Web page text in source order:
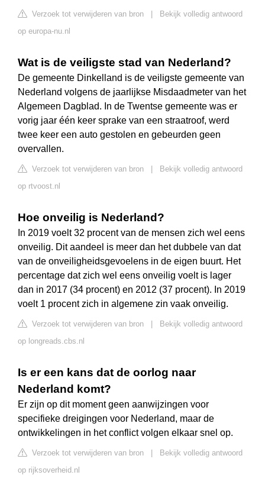
Verzoek tot verwijderen van bron
Bekijk volledig antwoord
op europa-nu.nl
Wat is de veiligste stad van Nederland?
De gemeente Dinkelland is de veiligste gemeente van
Nederland volgens de jaarlijkse Misdaadmeter van het
Algemeen Dagblad. In de Twentse gemeente was er
vorig jaar één keer sprake van een straatroof, werd
twee keer een auto gestolen en gebeurden geen
overvallen.
Verzoek tot verwijderen van bron
Bekijk volledig antwoord
op rtvoost.nl
Hoe onveilig is Nederland?
In 2019 voelt 32 procent van de mensen zich wel eens
onveilig. Dit aandeel is meer dan het dubbele van dat
van de onveiligheidsgevoelens in de eigen buurt. Het
percentage dat zich wel eens onveilig voelt is lager
dan in 2017 (34 procent) en 2012 (37 procent). In 2019
voelt 1 procent zich in algemene zin vaak onveilig.
Verzoek tot verwijderen van bron
Bekijk volledig antwoord
op longreads.cbs.nl
Is er een kans dat de oorlog naar
Nederland komt?
Er zijn op dit moment geen aanwijzingen voor
specifieke dreigingen voor Nederland, maar de
ontwikkelingen in het conflict volgen elkaar snel op.
Verzoek tot verwijderen van bron
Bekijk volledig antwoord
op rijksoverheid.nl